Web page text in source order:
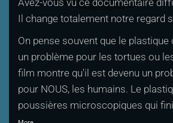
Avez-vous vu ce documentaire
Il change totalement notre regard
On pense souvent que le plastique
un problème pour les tortues ou
film montre qu'il est devenu un
pour NOUS, les humains. Le
poussières microscopiques qui